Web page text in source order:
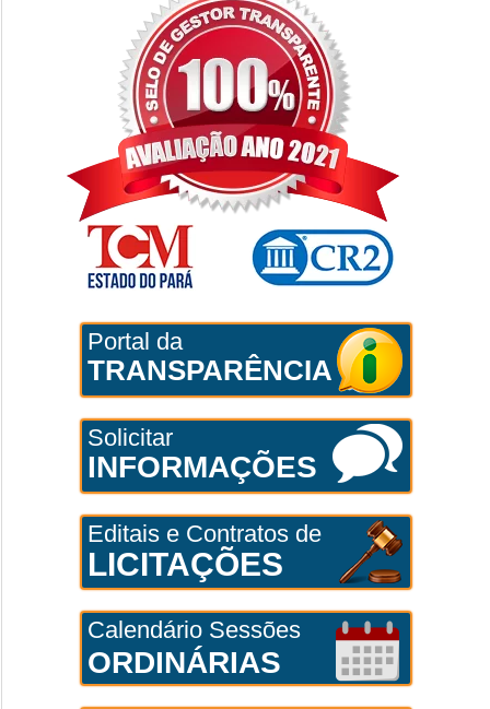
Portal da
TRANSPARÊNCIA
Solicitar
INFORMAÇÕES
Editais e Contratos de
LICITAÇÕES
Calendário Sessões
ORDINÁRIAS